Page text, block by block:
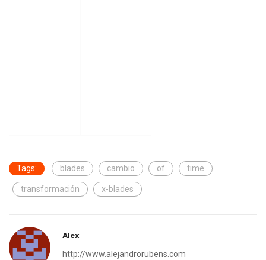
Tags: blades cambio of time
transformación x-blades
Alex
http://www.alejandrorubens.com